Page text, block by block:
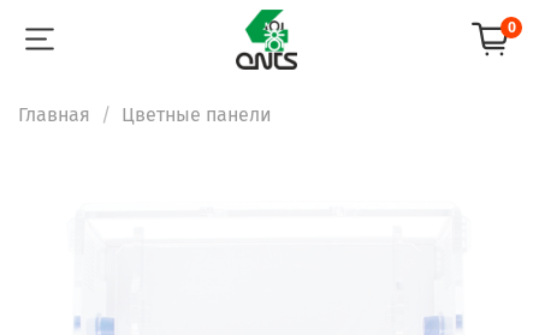
0
Главная Цветные панели